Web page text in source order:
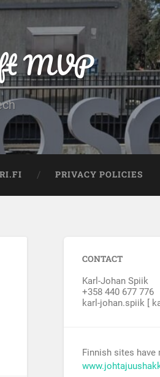
MVP
PRIVACY POLICIES
CONTACT
Karl-Johan Spiik
+358 440 677 776
karl-johan.spiik [
Finnish sites have